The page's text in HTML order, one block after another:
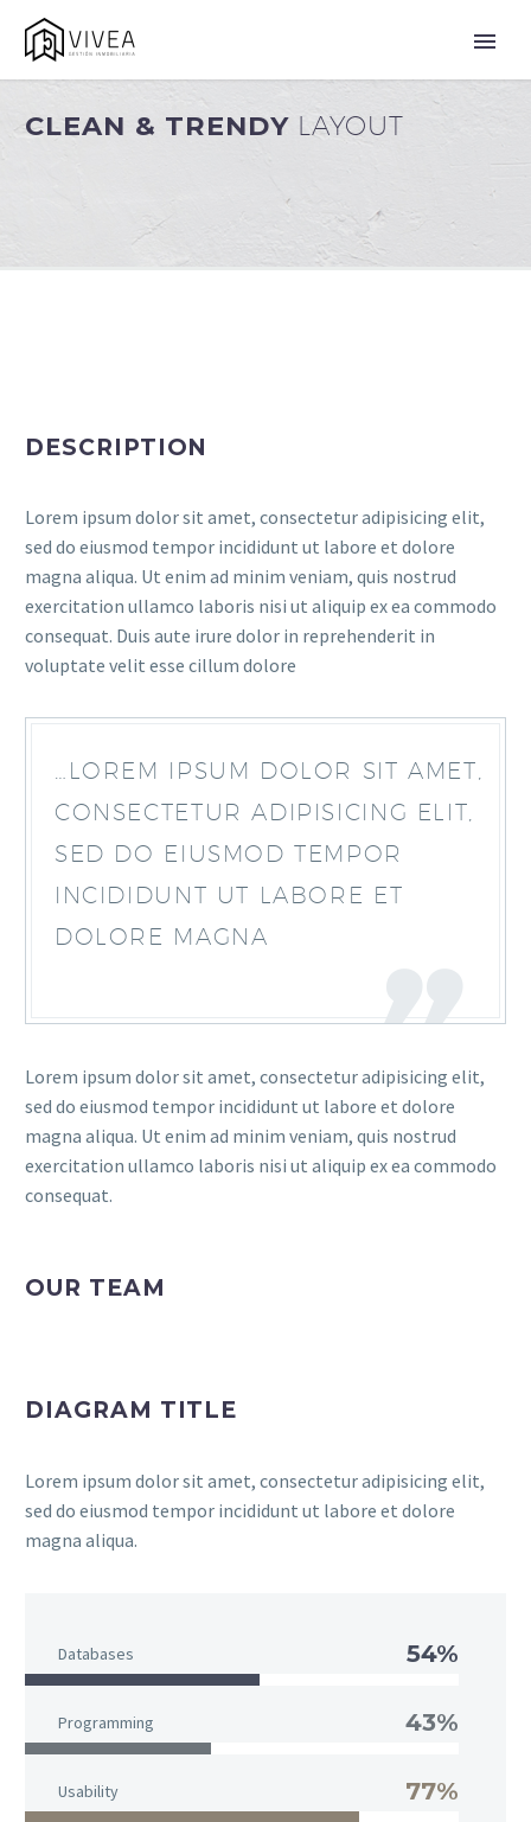
CLEAN & TRENDY LAYOUT
DESCRIPTION
Lorem ipsum dolor sit amet, consectetur adipisicing elit,
sed do eiusmod tempor incididunt ut labore et dolore
magna aliqua. Ut enim ad minim veniam, quis nostrud
exercitation ullamco laboris nisi ut aliquip ex ea commodo
consequat. Duis aute irure dolor in reprehenderit in
voluptate velit esse cillum dolore
…LOREM IPSUM DOLOR SIT AMET,
CONSECTETUR ADIPISICING ELIT,
SED DO EIUSMOD TEMPOR
INCIDIDUNT UT LABORE ET
DOLORE MAGNA
Lorem ipsum dolor sit amet, consectetur adipisicing elit,
sed do eiusmod tempor incididunt ut labore et dolore
magna aliqua. Ut enim ad minim veniam, quis nostrud
exercitation ullamco laboris nisi ut aliquip ex ea commodo
consequat.
OUR TEAM
DIAGRAM TITLE
Lorem ipsum dolor sit amet, consectetur adipisicing elit,
sed do eiusmod tempor incididunt ut labore et dolore
magna aliqua.
Databases 54%
Programming 43%
Usability 77%